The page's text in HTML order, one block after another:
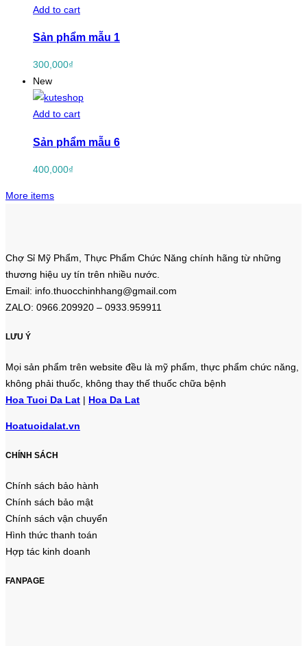
Add to cart
Sản phẩm mẫu 1
300,000₫
New
Add to cart
Sản phẩm mẫu 6
400,000₫
More items
Chợ Sỉ Mỹ Phẩm, Thực Phẩm Chức Năng chính hãng từ những
thương hiệu uy tín trên nhiều nước.
Email: info.thuocchinhhang@gmail.com
ZALO: 0966.209920 – 0933.959911
LƯU Ý
Mọi sản phẩm trên website đều là mỹ phẩm, thực phẩm chức năng,
không phải thuốc, không thay thế thuốc chữa bệnh
Hoa Tuoi Da Lat | Hoa Da Lat
Hoatuoidalat.vn
CHÍNH SÁCH
Chính sách bảo hành
Chính sách bảo mật
Chính sách vận chuyển
Hình thức thanh toán
Hợp tác kinh doanh
FANPAGE